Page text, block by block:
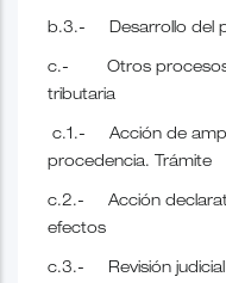
b.3.- Desarrollo del
c.- Otros procesos
tributaria
c.1.- Acción de
procedencia. Trámite
c.2.- Acción
efectos
c.3.- Revisión judicial